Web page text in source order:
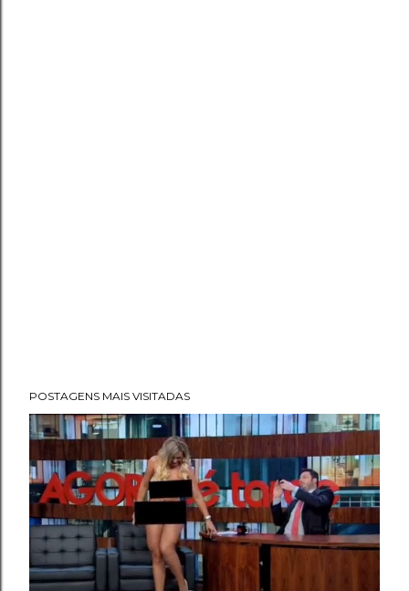
POSTAGENS MAIS VISITADAS